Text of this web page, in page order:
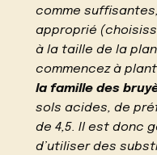
comme
approprié
à la taille de la
commencez à
la famille des
sols acides, de
de 4,5. Il est donc
d’utiliser des